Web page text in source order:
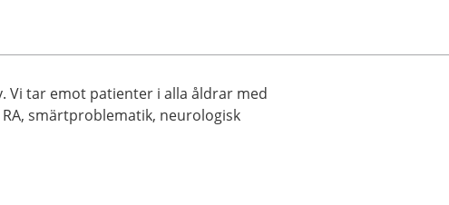
Vi tar emot patienter i alla åldrar med
smärtproblematik, neurologisk